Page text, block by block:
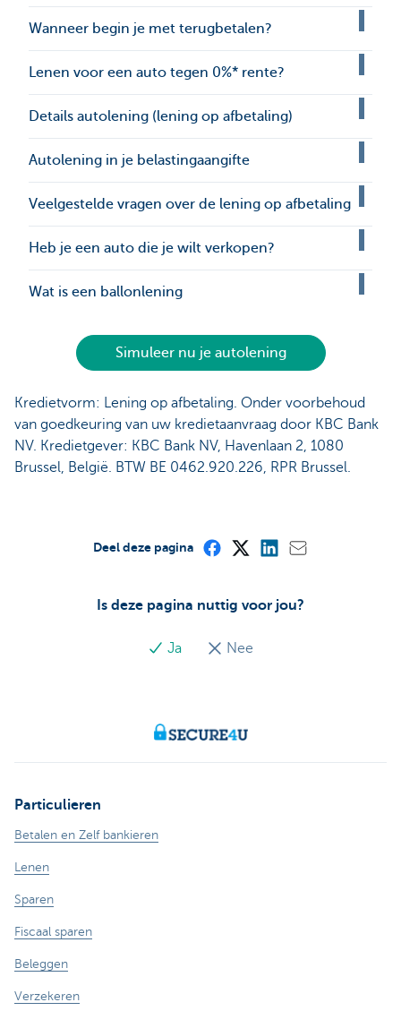
Wanneer begin je met terugbetalen?
Lenen voor een auto tegen 0%* rente?
Details autolening (lening op afbetaling)
Autolening in je belastingaangifte
Veelgestelde vragen over de lening op afbetaling
Heb je een auto die je wilt verkopen?
Wat is een ballonlening
Simuleer nu je autolening
Kredietvorm: Lening op afbetaling. Onder voorbehoud
van goedkeuring van uw kredietaanvraag door KBC Bank
NV. Kredietgever: KBC Bank NV, Havenlaan 2, 1080
Brussel, België. BTW BE 0462.920.226, RPR Brussel.
Is deze pagina nuttig voor jou?
Ja Nee
Deel deze pagina
Particulieren
Betalen en Zelf bankieren
Lenen
Sparen
Fiscaal sparen
Beleggen
Verzekeren